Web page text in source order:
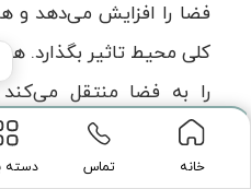
خانه تماس دسته
فضا را افزایش می‌دهد و
کلی محیط تاثیر بگذارد.
را به فضا منتقل
کنتراستی جذاب با دیگر
در ادامه، به انواع